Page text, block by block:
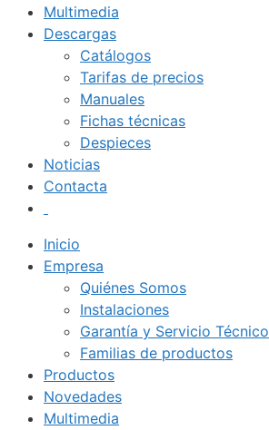
Multimedia
Descargas
Catálogos
Tarifas de precios
Manuales
Fichas técnicas
Despieces
Noticias
Contacta
Inicio
Empresa
Quiénes Somos
Instalaciones
Garantía y Servicio Técnico
Familias de productos
Productos
Novedades
Multimedia